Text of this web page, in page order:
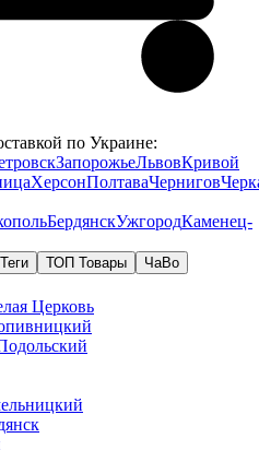
по Украине:
ЗапорожьеЛьвовКривой
ХерсонПолтаваЧернигов
БердянскУжгородКаменец-
ТОП Товары
ЧаВо
Церковь